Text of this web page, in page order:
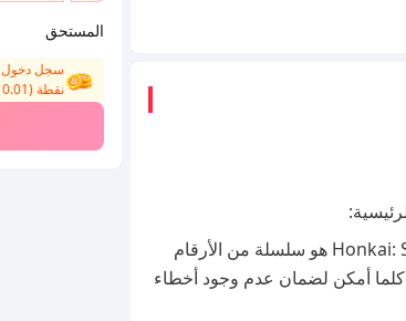
المستحق
سجل دخول
نقطة (0.01
UID (معرف المستخدم) الخاص بك في Honkai: Star Rail هو سلسلة من الأرقام
المرتبطة بحسابك. يضمن هذا أن كل شحن HSR يصل إلى حسابك. انسخ والصق UID كلما أمكن لضمان عدم وجود أخطاء